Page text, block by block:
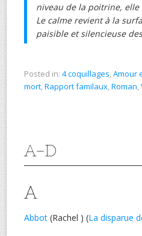
niveau de la poitrine, elle
Le calme revient à la
paisible et silencieuse
Posted in: 4 coquillages,Amour
mort,Rapport familaux,Roman,
A-D
A
Abbot (Rachel ) (La disparue